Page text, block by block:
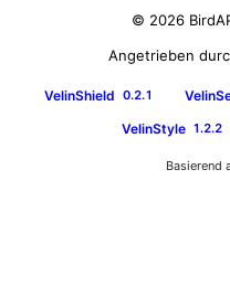
© 2026
Angetrieben
VelinShield 0.2.1
VelinStyle 1.2.2
Basierend